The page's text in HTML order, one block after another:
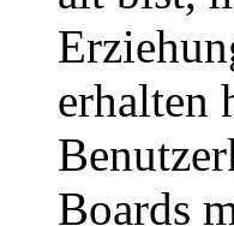
erhalten
Boards